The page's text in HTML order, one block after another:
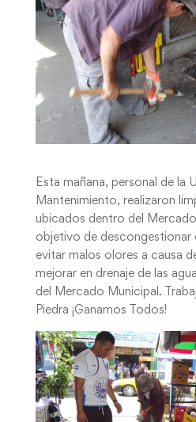
Esta mañana, personal de la
Mantenimiento, realizaron
ubicados dentro del
objetivo de descongestionar
evitar malos olores a causa
mejorar en drenaje de las
del Mercado Municipal.
Piedra ¡Ganamos Todos!